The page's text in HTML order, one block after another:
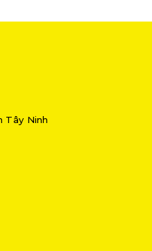
Tây Ninh